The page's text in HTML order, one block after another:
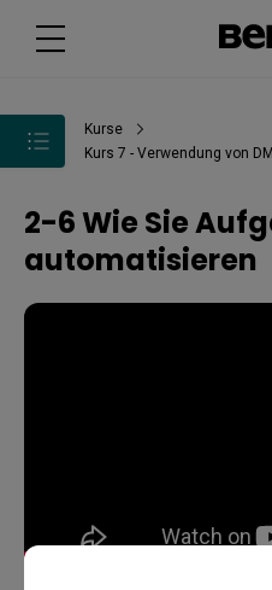
Kurse
Kurs 7 - Verwendung von DMS
2-6 Wie Sie
automatisieren